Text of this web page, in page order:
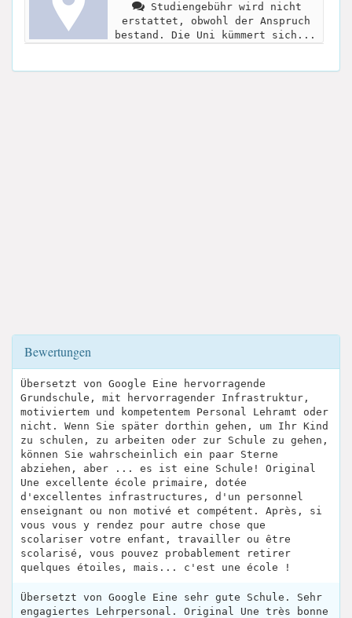
Studiengebühr wird nicht
erstattet, obwohl der Anspruch
bestand. Die Uni kümmert sich...
Bewertungen
Übersetzt von Google Eine hervorragende
Grundschule, mit hervorragender Infrastruktur,
motiviertem und kompetentem Personal Lehramt oder
nicht. Wenn Sie später dorthin gehen, um Ihr Kind
zu schulen, zu arbeiten oder zur Schule zu gehen,
können Sie wahrscheinlich ein paar Sterne
abziehen, aber ... es ist eine Schule! Original
Une excellente école primaire, dotée
d'excellentes infrastructures, d'un personnel
enseignant ou non motivé et compétent. Après, si
vous vous y rendez pour autre chose que
scolariser votre enfant, travailler ou être
scolarisé, vous pouvez probablement retirer
quelques étoiles, mais... c'est une école !
Übersetzt von Google Eine sehr gute Schule. Sehr
engagiertes Lehrpersonal. Original Une très bonne